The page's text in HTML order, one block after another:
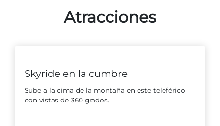
Atracciones
Skyride en la cumbre
Sube a la cima de la montaña en este teleférico
con vistas de 360 grados.